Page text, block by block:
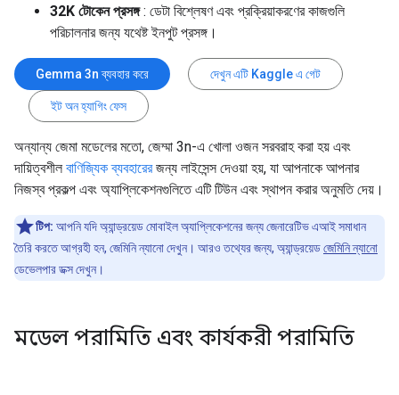
32K টোকেন প্রসঙ্গ: ডেটা বিশ্লেষণ এবং প্রক্রিয়াকরণের কাজগুলি
পরিচালনার জন্য যথেষ্ট ইনপুট প্রসঙ্গ।
Gemma 3n ব্যবহার করে দেখুন এটি Kaggle এ গেট
ইট অন হ্যাগিং ফেস
অন্যান্য জেমা মডেলের মতো, জেম্মা 3n-এ খোলা ওজন সরবরাহ করা হয় এবং
দায়িত্বশীল বাণিজ্যিক ব্যবহারেরজন্য লাইসেন্স দেওয়া হয়, যা আপনাকে আপনার
নিজস্ব প্রকল্প এবং অ্যাপ্লিকেশনগুলিতে এটি টিউন এবং স্থাপন করার অনুমতি দেয়।
টিপ: আপনি যদি অ্যান্ড্রয়েড মোবাইল অ্যাপ্লিকেশনের জন্য জেনারেটিভ এআই সমাধান
তৈরি করতে আগ্রহী হন, জেমিনি ন্যানো দেখুন। আরও তথ্যের জন্য, অ্যান্ড্রয়েডজেমিনি ন্যানো
ডেভেলপার ডক্স দেখুন।
মডেল পরামিতি এবং কার্যকরী পরামিতি